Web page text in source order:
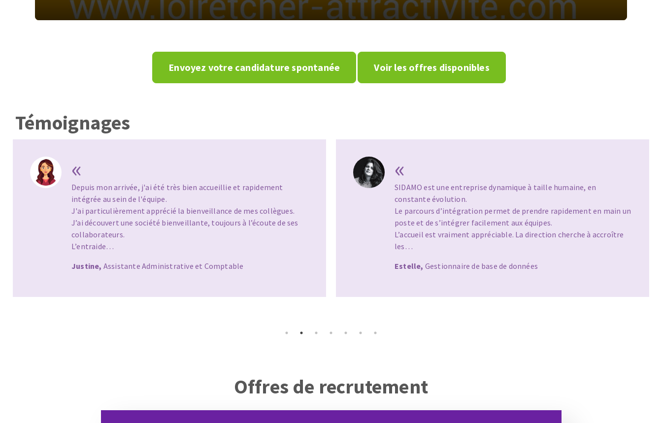
Envoyez votre candidature spontanée Voir les offres disponibles
Témoignages
«
SIDAMO est une entreprise dynamique à taille humaine, en
constante évolution.
Le parcours d’intégration permet de prendre rapidement en main un
poste et de s’intégrer facilement aux équipes.
L’accueil est vraiment appréciable. La direction cherche à accroître
les…
Estelle,Gestionnaire de base de données
«
Chez Sidamo, l’accueil et la formation font partie des piliers de
l’intégration des nouveaux arrivants.
Au quotidien j’ai la chance de pouvoir distribuer des produits
techniques conçus et fabriqués en France, d’avoir un service ADV
disponible et très proche de nos…
Baptiste,Technico-commercial secteur Sud-Ouest, en poste depuis
Offres de recrutement